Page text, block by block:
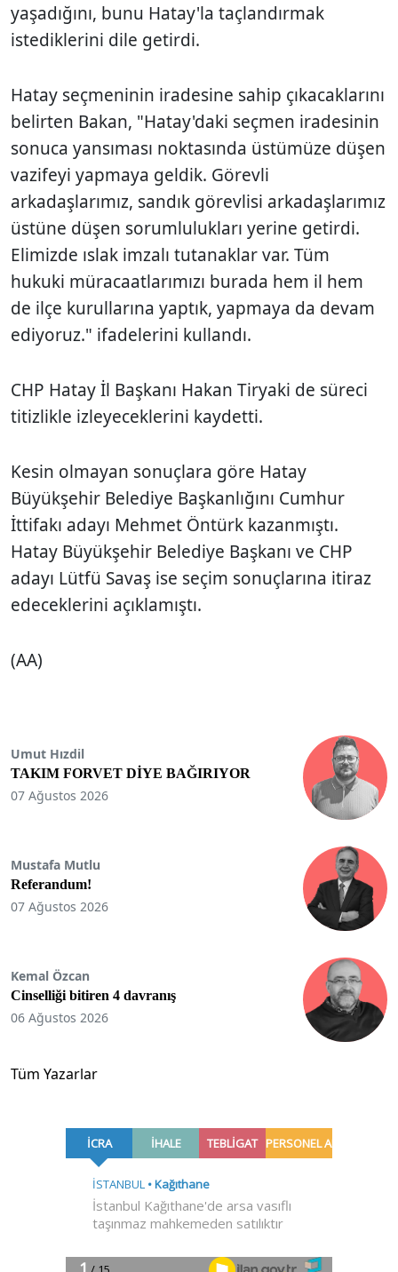
yaşadığını, bunu Hatay'la taçlandırmak
istediklerini dile getirdi.
Hatay seçmeninin iradesine sahip çıkacaklarını
belirten Bakan, "Hatay'daki seçmen iradesinin
sonuca yansıması noktasında üstümüze düşen
vazifeyi yapmaya geldik. Görevli
arkadaşlarımız, sandık görevlisi arkadaşlarımız
üstüne düşen sorumlulukları yerine getirdi.
Elimizde ıslak imzalı tutanaklar var. Tüm
hukuki müracaatlarımızı burada hem il hem
de ilçe kurullarına yaptık, yapmaya da devam
ediyoruz." ifadelerini kullandı.
CHP Hatay İl Başkanı Hakan Tiryaki de süreci
titizlikle izleyeceklerini kaydetti.
Kesin olmayan sonuçlara göre Hatay
Büyükşehir Belediye Başkanlığını Cumhur
İttifakı adayı Mehmet Öntürk kazanmıştı.
Hatay Büyükşehir Belediye Başkanı ve CHP
adayı Lütfü Savaş ise seçim sonuçlarına itiraz
edeceklerini açıklamıştı.
(AA)
Umut Hızdil
TAKIM FORVET DİYE BAĞIRIYOR
07 Ağustos 2026
Mustafa Mutlu
Referandum!
07 Ağustos 2026
Kemal Özcan
Cinselliği bitiren 4 davranış
06 Ağustos 2026
Tüm Yazarlar